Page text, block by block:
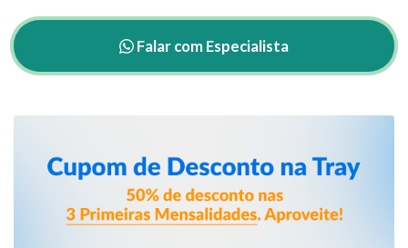
Falar com Especialista